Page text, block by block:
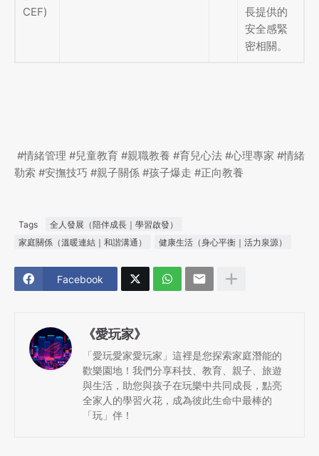
CEF)
長提供的
安全感緊
密相關。
#情緒管理 #兒童教育 #親職教養 #育兒心法 #心理專家 #情緒
勒索 #安撫技巧 #親子關係 #孩子爆走 #正向教養
Tags
全人發展（陪伴成長｜學習啟發）
家庭關係（溫暖連結｜和諧溝通）
健康生活（身心平衡｜活力泉源）
Facebook
《愛玩家》
「愛玩愛家愛玩家」這裡是您探索家庭潛能的
歡樂園地！我們分享科技、教育、親子、旅遊
與生活，助您與孩子在玩樂中共同成長，點亮
全家人的學習火花，成為彼此生命中最棒的
「玩」伴！